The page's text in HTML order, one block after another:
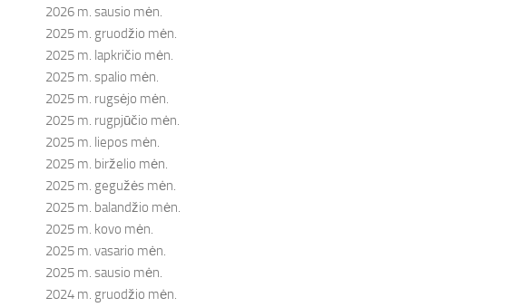
2026 m. sausio mėn.
2025 m. gruodžio mėn.
2025 m. lapkričio mėn.
2025 m. spalio mėn.
2025 m. rugsėjo mėn.
2025 m. rugpjūčio mėn.
2025 m. liepos mėn.
2025 m. birželio mėn.
2025 m. gegužės mėn.
2025 m. balandžio mėn.
2025 m. kovo mėn.
2025 m. vasario mėn.
2025 m. sausio mėn.
2024 m. gruodžio mėn.